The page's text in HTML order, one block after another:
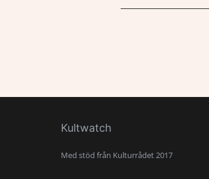
Kultwatch
Med stöd från Kulturrådet 2017